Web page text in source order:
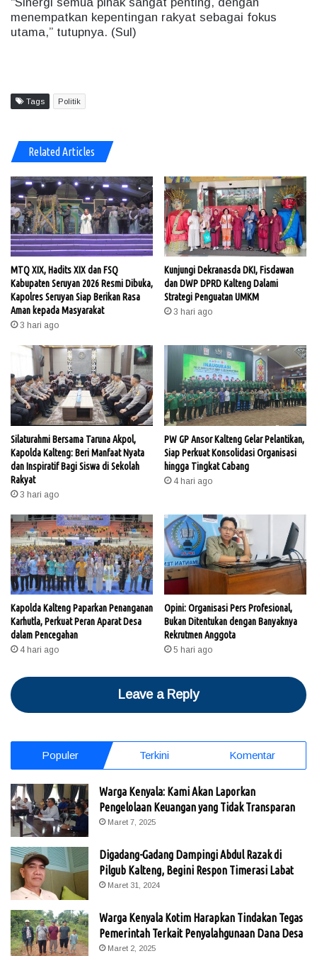
menempatkan kepentingan rakyat sebagai fokus
utama,” tutupnya. (Sul)
Tags Politik
Related Articles
MTQ XIX, Hadits XIX dan FSQ
Kabupaten Seruyan 2026 Resmi Dibuka,
Kapolres Seruyan Siap Berikan Rasa
Aman kepada Masyarakat
3 hari ago
Kunjungi Dekranasda DKI, Fisdawan
dan DWP DPRD Kalteng Dalami
Strategi Penguatan UMKM
3 hari ago
Silaturahmi Bersama Taruna Akpol,
Kapolda Kalteng: Beri Manfaat Nyata
dan Inspiratif Bagi Siswa di Sekolah
Rakyat
3 hari ago
PW GP Ansor Kalteng Gelar Pelantikan,
Siap Perkuat Konsolidasi Organisasi
hingga Tingkat Cabang
4 hari ago
Kapolda Kalteng Paparkan Penanganan
Karhutla, Perkuat Peran Aparat Desa
dalam Pencegahan
4 hari ago
Opini: Organisasi Pers Profesional,
Bukan Ditentukan dengan Banyaknya
Rekrutmen Anggota
5 hari ago
Leave a Reply
Populer Terkini Komentar
Warga Kenyala: Kami Akan Laporkan
Pengelolaan Keuangan yang Tidak Transparan
Maret 7, 2025
Digadang-Gadang Dampingi Abdul Razak di
Pilgub Kalteng, Begini Respon Timerasi Labat
Maret 31, 2024
Warga Kenyala Kotim Harapkan Tindakan Tegas
Pemerintah Terkait Penyalahgunaan Dana Desa
Maret 2, 2025